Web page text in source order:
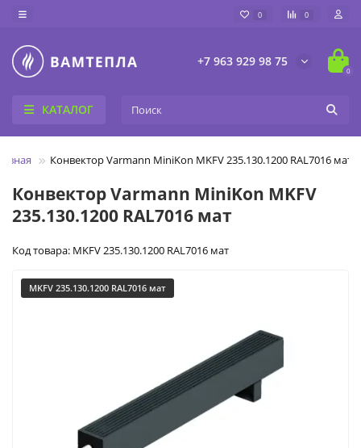
0 0
+7 963 929 98 75
0
КАТАЛОГ
Конвектор Varmann MiniKon MKFV 235.130.1200 RAL7016 мат
Конвектор Varmann MiniKon MKFV
235.130.1200 RAL7016 мат
Код товара: MKFV 235.130.1200 RAL7016 мат
MKFV 235.130.1200 RAL7016 мат